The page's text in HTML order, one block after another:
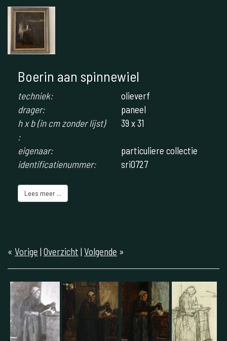
Boerin aan spinnewiel
techniek:
olieverf
drager:
paneel
h x b (in cm zonder lijst)
:
39 x 31
eigenaar:
particuliere collectie
identificatienummer:
sri0727
Lees meer ...
« Vorige | Overzicht | Volgende »